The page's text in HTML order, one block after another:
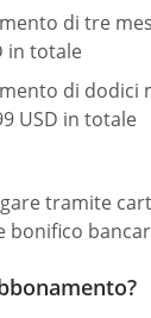
di tre
in totale
di dodici
USD in totale
tramite
bonifico